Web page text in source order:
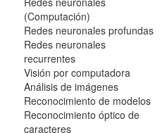
(Computación)
Redes neuronales profundas
Redes neuronales
recurrentes
Visión por computadora
Análisis de imágenes
Reconocimiento de modelos
Reconocimiento óptico de
caracteres